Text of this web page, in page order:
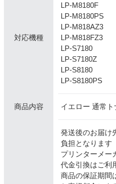
対応機種
LP-M8180F
LP-M8180PS
LP-M818AZ3
LP-M818FZ3
LP-S7180
LP-S7180Z
LP-S8180
LP-S8180PS
商品内容 イエロー 通常
発送後のお届け
負担となります
プリンターメー
代金引換はご利
商品の保証期間